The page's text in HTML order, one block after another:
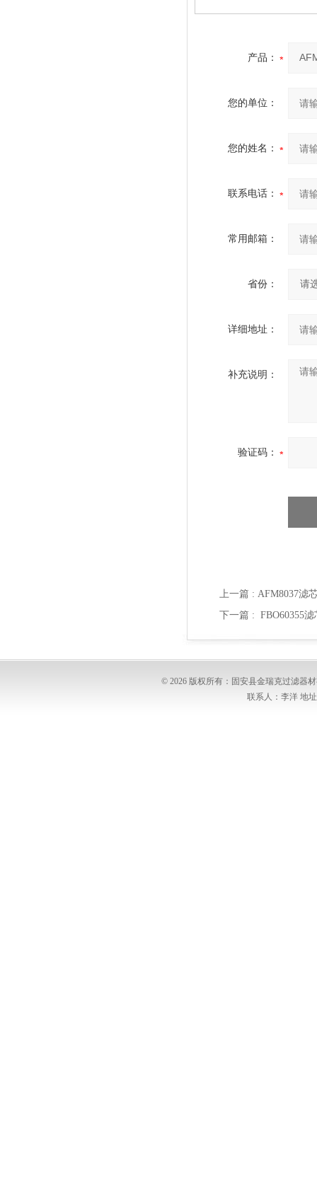
产品：
您的单位：
您的姓名：
联系电话：
常用邮箱：
省份：
详细地址：
补充说明：
验证码：
上一篇 : AFM8037滤
下一篇 : FBO60355
© 2026 版权所有：固安县金瑞克过滤器
联系人：李洋 地